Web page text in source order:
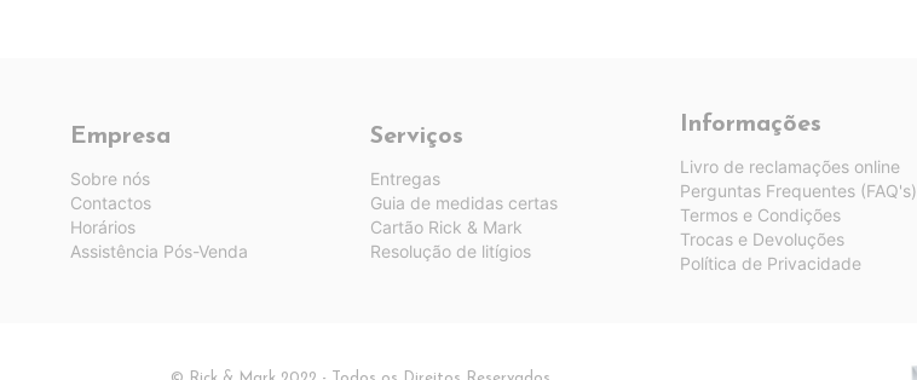
Empresa
Sobre nós
Contactos
Horários
Assistência Pós-Venda
Serviços
Entregas
Guia de medidas certas
Cartão Rick & Mark
Resolução de litígios
Informações
Livro de reclamações online
Perguntas Frequentes (FAQ's)
Termos e Condições
Trocas e Devoluções
Política de Privacidade